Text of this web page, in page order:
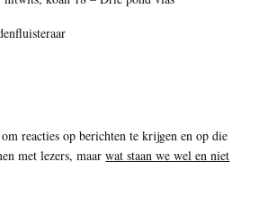
reacties op berichten te krijgen en op die
met lezers, maarwat staan we wel en niet